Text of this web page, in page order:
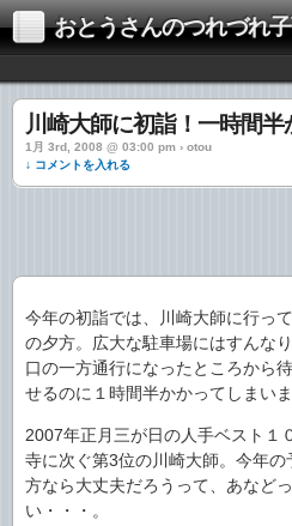
おとうさんのつれづれ
川崎大師に初詣！一時間半
1月 3rd, 2008 @ 03:00 pm › otou
↓ コメントを入れる
今年の初詣では、川崎大師に行っ
の夕方。広大な駐車場にはすんな
口の一方通行になったところから
せるのに１時間半かかってしまいま
2007年正月三が日の人手ベスト１
寺に次ぐ第3位の川崎大師。今年
方なら大丈夫だろうって、あなど
い・・・。